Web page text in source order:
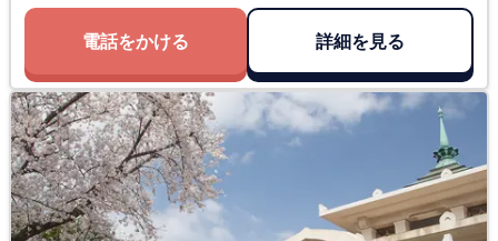
電話をかける 詳細を見る